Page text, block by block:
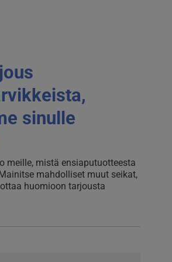
sinulle
meille, mistä ensiaputuotteesta
mahdolliset muut seikat,
huomioon tarjousta